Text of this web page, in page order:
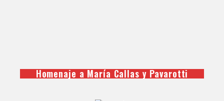
Homenaje a María Callas y Pavarotti